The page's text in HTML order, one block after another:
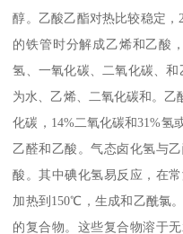
醇。乙酸乙酯对热比较稳定
的铁管时分解成乙烯和乙酸
氢、一氧化碳、二氧化碳、
为水、乙烯、二氧化碳和。乙
化碳，14%二氧化碳和31%氢
乙醛和乙酸。气态卤化氢与
酸。其中碘化氢易反应，在
加热到150℃，生成和乙酰氯
的复合物。这些复合物溶于